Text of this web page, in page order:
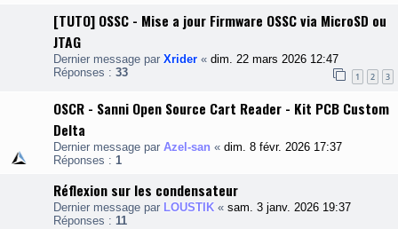
[TUTO] OSSC - Mise a jour Firmware OSSC via MicroSD ou
JTAG
Dernier message par Xrider « dim. 22 mars 2026 12:47
Réponses : 33 1 2 3
OSCR - Sanni Open Source Cart Reader - Kit PCB Custom
Delta
Dernier message par Azel-san « dim. 8 févr. 2026 17:37
Réponses : 1
Réflexion sur les condensateur
Dernier message par LOUSTIK « sam. 3 janv. 2026 19:37
Réponses : 11